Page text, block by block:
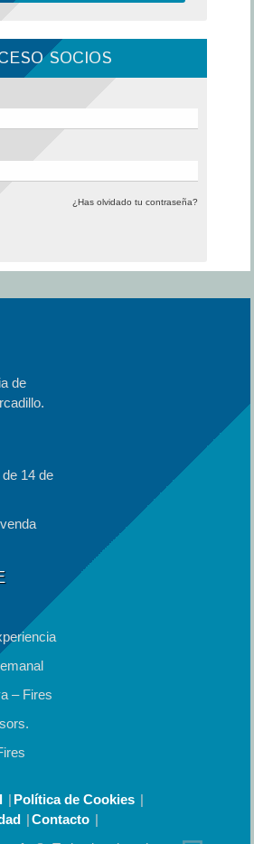
SOCIOS
¿Has olvidado tu contraseña?
de
14 de
– Fires
Política de Cookies
Contacto